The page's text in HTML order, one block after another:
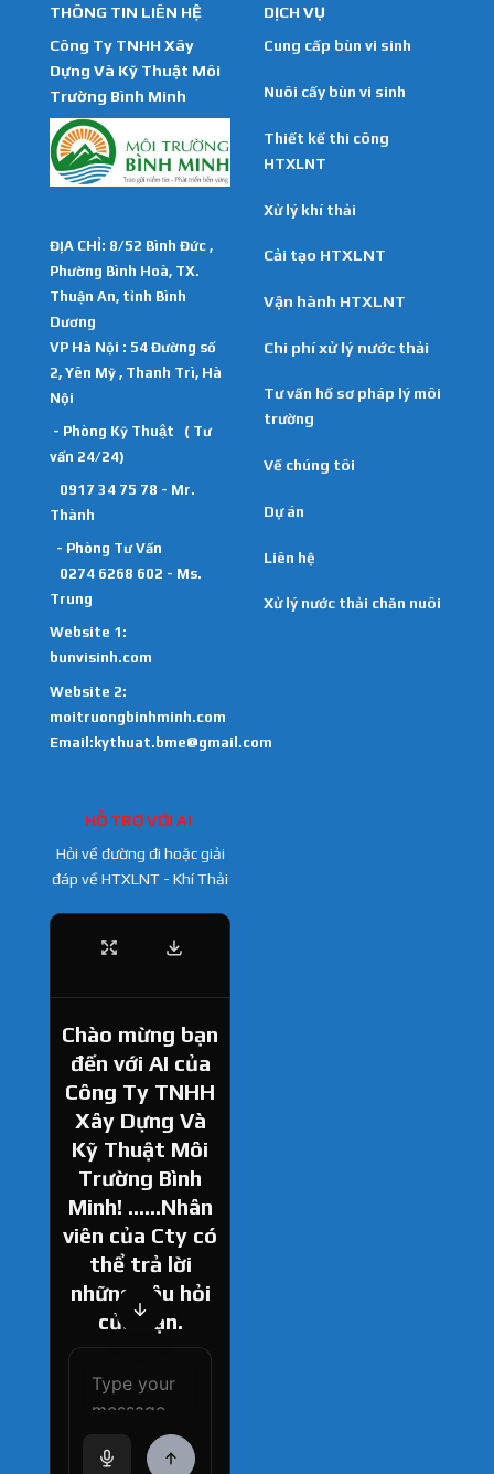
THÔNG TIN LIÊN HỆ
Công Ty TNHH Xây
Dựng Và Kỹ Thuật Môi
Trường Bình Minh
ĐỊA CHỈ: 8/52 Bình Đức ,
Phường Bình Hoà, TX.
Thuận An, tỉnh Bình
Dương
VP Hà Nội : 54 Đường số
2, Yên Mỹ , Thanh Trì, Hà
Nội
- Phòng Kỹ Thuật ( Tư
vấn 24/24)
0917 34 75 78 - Mr.
Thành
- Phòng Tư Vấn
0274 6268 602 - Ms.
Trung
Website 1:
bunvisinh.com
Website 2:
moitruongbinhminh.com
Email:kythuat.bme@gmail.com
DỊCH VỤ
Cung cấp bùn vi sinh
Nuôi cấy bùn vi sinh
Thiết kế thi công
HTXLNT
Xử lý khí thải
Cải tạo HTXLNT
Vận hành HTXLNT
Chi phí xử lý nước thải
Tư vấn hồ sơ pháp lý môi
trường
Về chúng tôi
Dự án
Liên hệ
Xử lý nước thải chăn nuôi
HỖ TRỢ VỚI AI
Hỏi về đường đi hoặc giải
đáp về HTXLNT - Khí Thải
Chào mừng bạn
đến với AI của
Công Ty TNHH
Xây Dựng Và
Kỹ Thuật Môi
Trường Bình
Minh! ......Nhân
viên của Cty có
thể trả lời
những câu hỏi
của bạn.
How can I help
you today?